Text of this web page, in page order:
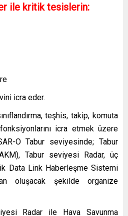
ile kritik tesislerin:
icra eder.
teşhis, takip, komuta
icra etmek üzere
O Tabur seviyesinde; Tabur
Tabur seviyesi Radar, üç
Data Link Haberleşme Sistemi
oluşacak şekilde organize
Radar ile Hava Savunma